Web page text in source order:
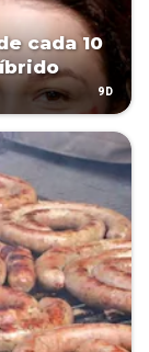
cada 10
9D